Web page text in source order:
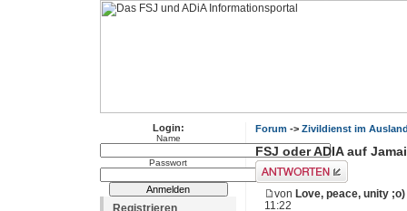
Login:
Name
Passwort
Registrieren
Forum -> Zivildienst im
FSJ oder ADIA auf
Antwort erstellen
von Love, peace, unity ;o)
11:22